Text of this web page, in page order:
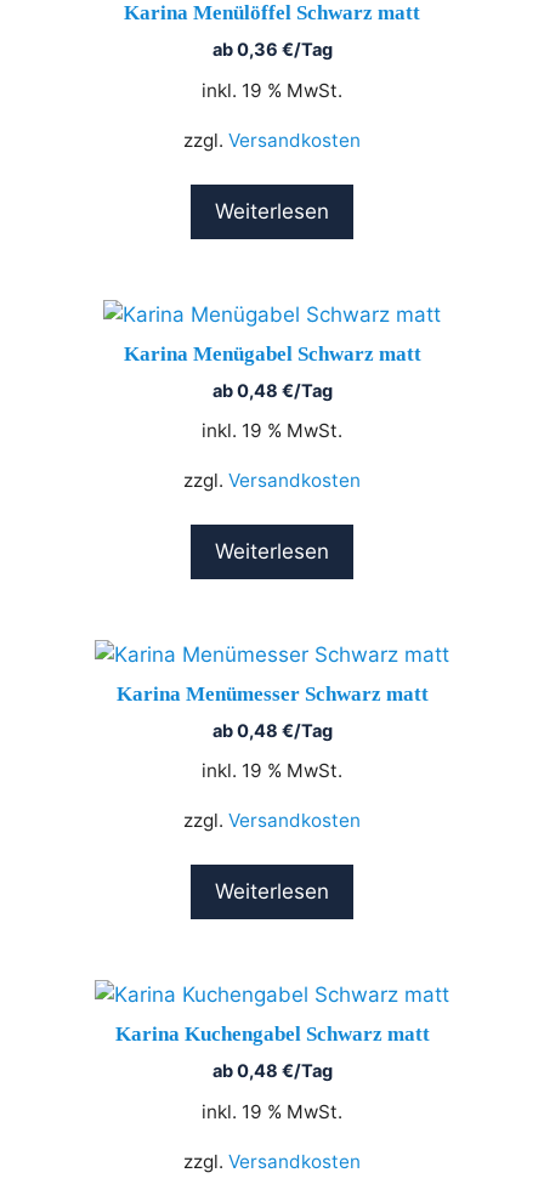
Karina Menülöffel Schwarz matt
ab0,36 €/Tag
inkl. 19 % MwSt.
zzgl. Versandkosten
Weiterlesen
Karina Menügabel Schwarz matt
ab0,48 €/Tag
inkl. 19 % MwSt.
zzgl. Versandkosten
Weiterlesen
Karina Menümesser Schwarz matt
ab0,48 €/Tag
inkl. 19 % MwSt.
zzgl. Versandkosten
Weiterlesen
Karina Kuchengabel Schwarz matt
ab0,48 €/Tag
inkl. 19 % MwSt.
zzgl. Versandkosten